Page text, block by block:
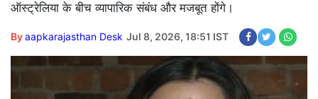
ऑस्ट्रेलिया के बीच व्यापारिक संबंध और मजबूत होंगे।
Byaapkarajasthan Desk Jul 8, 2026, 18:51 IST